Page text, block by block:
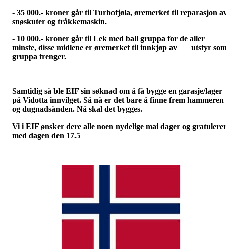
- 35 000.- kroner går til Turbofjøla, øremerket til reparasjon
snøskuter og tråkkemaskin.
- 10 000.- kroner går til Lek med ball gruppa for de aller
minste, disse midlene er øremerket til innkjøp av utstyr
gruppa trenger.
Samtidig så ble EIF sin søknad om å få bygge en garasje/lager
på Vidotta innvilget. Så nå er det bare å finne frem hammeren
og dugnadsånden. Nå skal det bygges.
Vi i EIF ønsker dere alle noen nydelige mai dager og
med dagen den 17.5